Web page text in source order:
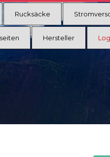
Rucksäcke
Hersteller